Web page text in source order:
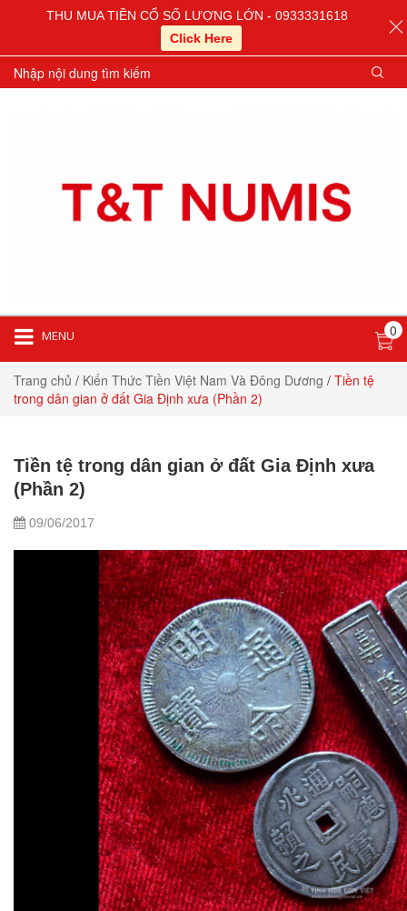
MENU 0
Trang chủ / Kiến Thức Tiền Việt Nam Và Đông Dương / Tiền tệ
trong dân gian ở đất Gia Định xưa (Phần 2)
Tiền tệ trong dân gian ở đất Gia Định xưa
(Phần 2)
09/06/2017
THU MUA TIỀN CỔ SỐ LƯỢNG LỚN - 0933331618
Click Here